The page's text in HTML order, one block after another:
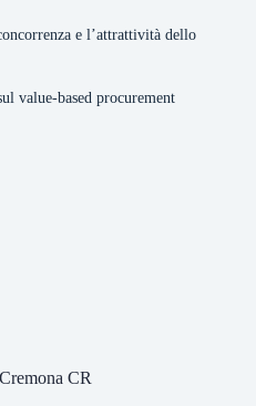
e l’attrattività dello
value-based procurement
CR